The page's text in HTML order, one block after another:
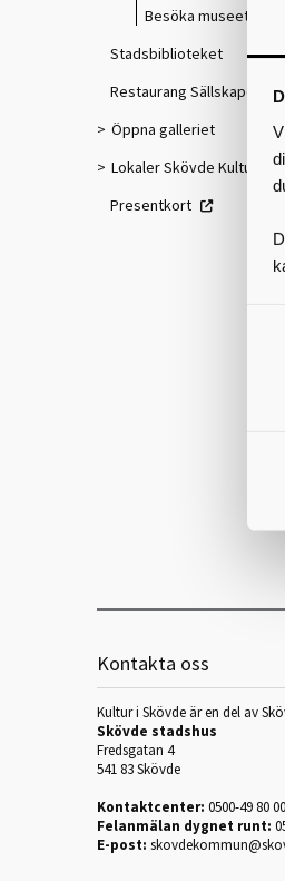
Besöka museet
Stadsbiblioteket
Restaurang Sällskapet
Öppna galleriet
Lokaler Skövde Kulturhus
Presentkort
Kontakta oss
Kultur i Skövde är en del av
Skövde stadshus
Fredsgatan 4
541 83 Skövde
Kontaktcenter: 0500-49 80 00
Felanmälan dygnet runt:
E-post: